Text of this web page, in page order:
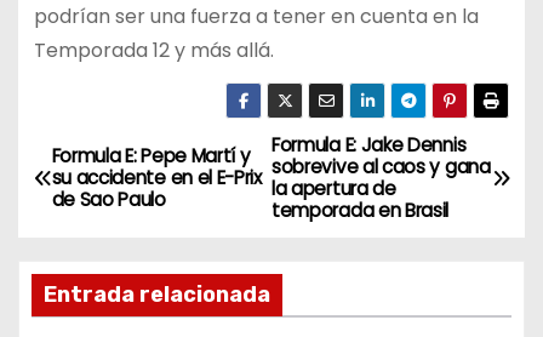
podrían ser una fuerza a tener en cuenta en la
Temporada 12 y más allá.
N
a
e
Formula E: Jake Dennis
sobrevive al caos y gana
la apertura de
temporada en Brasil
Formula E: Pepe Martí y
su accidente en el E-Prix
de Sao Paulo
Entrada relacionada